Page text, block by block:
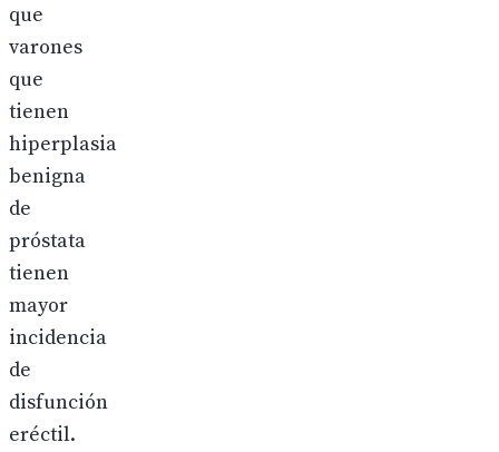
que
varones
que
tienen
hiperplasia
benigna
de
próstata
tienen
mayor
incidencia
de
disfunción
eréctil.